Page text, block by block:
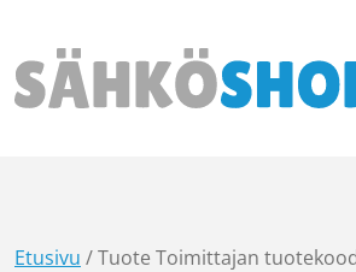
Päävalikko
Etusivu / Tuote Toimittajan